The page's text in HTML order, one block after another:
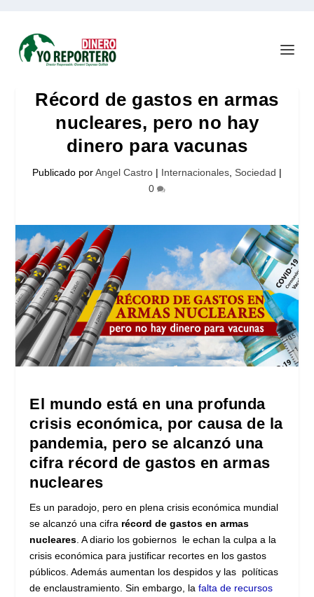
Récord de gastos en armas
nucleares, pero no hay
dinero para vacunas
Publicado porAngel Castro | Internacionales Sociedad |
0
El mundo está en una profunda
crisis económica, por causa de la
pandemia, pero se alcanzó una
cifra récord de gastos en armas
nucleares
Es un paradojo, pero en plena crisis económica mundial
se alcanzó una cifra récord de gastos en armas
nucleares . A diario los gobiernos le echan la culpa a la
crisis económica para justificar recortes en los gastos
públicos. Además aumentan los despidos y las políticas
de enclaustramiento. Sin embargo, lafalta de recursos